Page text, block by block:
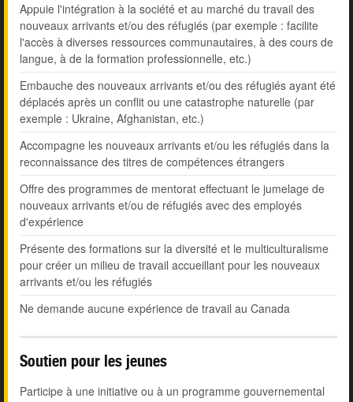
Appuie l'intégration à la société et au marché du travail des
nouveaux arrivants et/ou des réfugiés (par exemple : facilite
l'accès à diverses ressources communautaires, à des cours de
langue, à de la formation professionnelle, etc.)
Embauche des nouveaux arrivants et/ou des réfugiés ayant été
déplacés après un conflit ou une catastrophe naturelle (par
exemple : Ukraine, Afghanistan, etc.)
Accompagne les nouveaux arrivants et/ou les réfugiés dans la
reconnaissance des titres de compétences étrangers
Offre des programmes de mentorat effectuant le jumelage de
nouveaux arrivants et/ou de réfugiés avec des employés
d'expérience
Présente des formations sur la diversité et le multiculturalisme
pour créer un milieu de travail accueillant pour les nouveaux
arrivants et/ou les réfugiés
Ne demande aucune expérience de travail au Canada
Soutien pour les jeunes
Participe à une initiative ou à un programme gouvernemental